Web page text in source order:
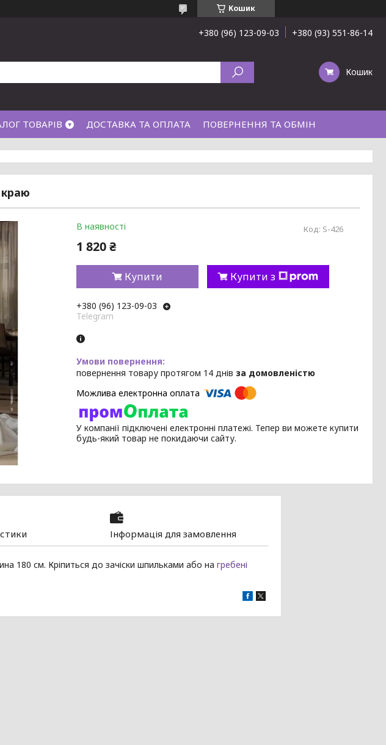
Кошик
+380 (96) 123-09-03 +380 (93) 551-86-14
Кошик
ТОВАРІВ ДОСТАВКА ТА ОПЛАТА ПОВЕРНЕННЯ ТА ОБМІН
В наявності Код: S-426
1 820 ₴
Купити Купити з
+380 (96) 123-09-03
Telegram
повернення товару протягом 14 днів за домовленістю
У компанії підключені електронні платежі. Тепер ви можете купити
будь-який товар не покидаючи сайту.
Інформація для замовлення
180 см. Кріпиться до зачіски шпильками або на гребені